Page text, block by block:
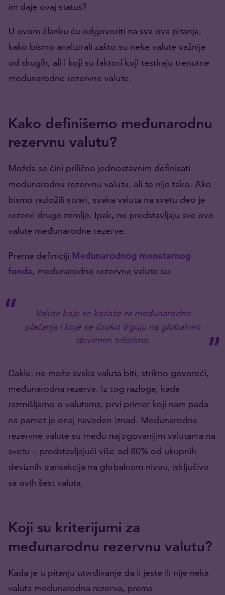
im daje ovaj status?
U ovom članku ću odgovoriti na sva ova pitanja,
kako bismo analizirali zašto su neke valute važnije
od drugih, ali i koji su faktori koji testiraju trenutne
međunarodne rezervne valute.
Kako definišemo međunarodnu
rezervnu valutu?
Možda se čini prilično jednostavnim definisati
međunarodnu rezervnu valutu, ali to nije tako. Ako
bismo razložili stvari, svaka valuta na svetu deo je
rezervi druge zemlje. Ipak, ne predstavljaju sve ove
valute međunarodne rezerve.
Prema definiciji Međunarodnog monetarnog
fonda, međunarodne rezervne valute su:
Valute koje se koriste za međunarodna
plaćanja i koje se široko trguju na globalnim
deviznim tržištima.
Dakle, ne može svaka valuta biti, strikno govoreći,
međunarodna rezerva. Iz tog razloga, kada
razmišljamo o valutama, prvi primer koji nam pada
na pamet je onaj naveden iznad. Međunarodne
rezervne valute su među najtrgovanijim valutama na
svetu – predstavljajući više od 80% od ukupnih
deviznih transakcija na globalnom nivou, isključivo
sa ovih šest valuta.
Koji su kriterijumi za
međunarodnu rezervnu valutu?
Kada je u pitanju utvrđivanje da li jeste ili nije neka
valuta međunarodna rezerva, prema